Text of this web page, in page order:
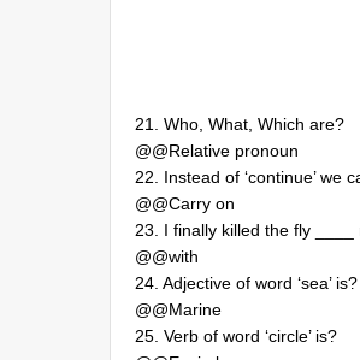
21. Who, What, Which are?
@@Relative pronoun
22. Instead of ‘continue’ we
@@Carry on
23. I finally killed the fly ____
@@with
24. Adjective of word ‘sea’ is?
@@Marine
25. Verb of word ‘circle’ is?